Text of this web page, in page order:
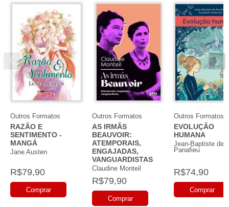
Outros Formatos
RAZÃO E
SENTIMENTO -
MANGÁ
Jane Austen
R$79,90
Comprar
Outros Formatos
AS IRMÃS
BEAUVOIR:
ATEMPORAIS,
ENGAJADAS,
VANGUARDISTAS
Claudine Monteil
R$79,90
Comprar
Outros Formatos
EVOLUÇÃO
HUMANA
Jean-Baptiste de
Panafieu
R$74,90
Comprar